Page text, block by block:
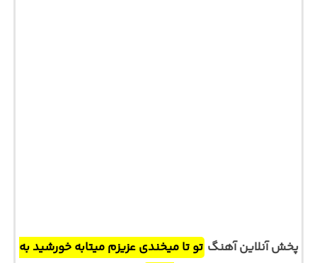
پخش آنلاین آهنگ تو تا میخندی عزیزم میتابه خورشید به